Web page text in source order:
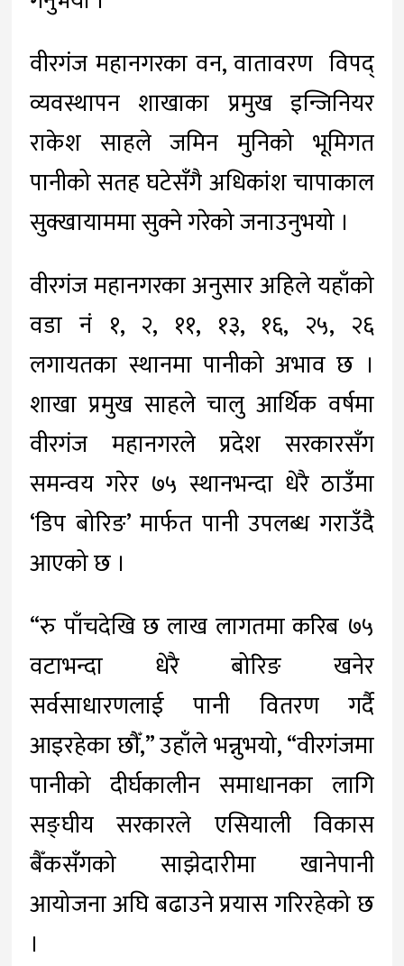
वीरगंज महानगरका वन, वातावरण विपद्
व्यवस्थापन शाखाका प्रमुख इन्जिनियर
राकेश साहले जमिन मुनिको भूमिगत
पानीको सतह घटेसँगै अधिकांश चापाकाल
सुक्खायाममा सुक्ने गरेको जनाउनुभयो ।
वीरगंज महानगरका अनुसार अहिले यहाँको
वडा नं १, २, ११, १३, १६, २५, २६
लगायतका स्थानमा पानीको अभाव छ ।
शाखा प्रमुख साहले चालु आर्थिक वर्षमा
वीरगंज महानगरले प्रदेश सरकारसँग
समन्वय गरेर ७५ स्थानभन्दा धेरै ठाउँमा
‘डिप बोरिङ’ मार्फत पानी उपलब्ध गराउँदै
आएको छ ।
“रु पाँचदेखि छ लाख लागतमा करिब ७५
वटाभन्दा धेरै बोरिङ खनेर
सर्वसाधारणलाई पानी वितरण गर्दै
आइरहेका छौँ,” उहाँले भन्नुभयो, “वीरगंजमा
पानीको दीर्घकालीन समाधानका लागि
सङ्घीय सरकारले एसियाली विकास
बैँकसँगको साझेदारीमा खानेपानी
आयोजना अघि बढाउने प्रयास गरिरहेको छ
।